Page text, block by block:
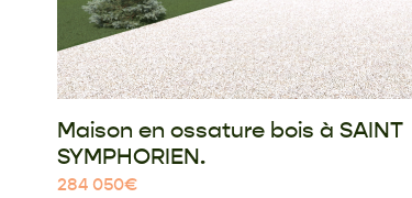
Maison en ossature bois à SAINT
SYMPHORIEN.
284 050€